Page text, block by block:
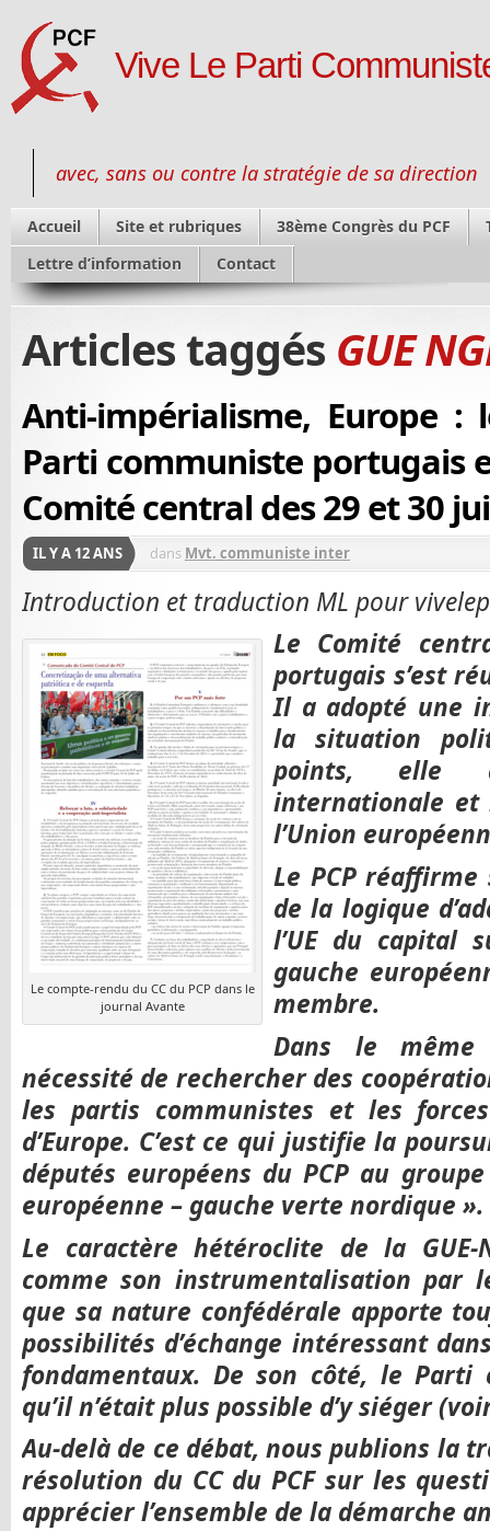
Vive Le Parti
avec, sans ou contre la stratégie de sa direction
Accueil Site et rubriques 38ème Congrès du PCF
Lettre d’information
Contact
Articles taggés GUE
Anti-impérialisme, Europe :
Parti communiste portugais
Comité central des 29 et 30
IL Y A 12 ANS dans Mvt. communiste inter
Introduction et traduction ML pour
Le compte-rendu du CC du PCP dans le
journal Avante
Le Comité
portugais s’est
Il a adopté une
la situation
points, elle
internationale et
l’Union
Le PCP
de la logique
l’UE du capital
gauche
membre.
Dans le
nécessité de rechercher des
les partis communistes et les
d’Europe. C’est ce qui justifie la
députés européens du PCP au
européenne – gauche verte nordique ».
Le caractère hétéroclite de la GUE-
comme son instrumentalisation par
que sa nature confédérale apporte
possibilités d’échange intéressant
fondamentaux. De son côté, le
qu’il n’était plus possible d’y siéger
Au-delà de ce débat, nous publions la
résolution du CC du PCF sur les
apprécier l’ensemble de la démarche